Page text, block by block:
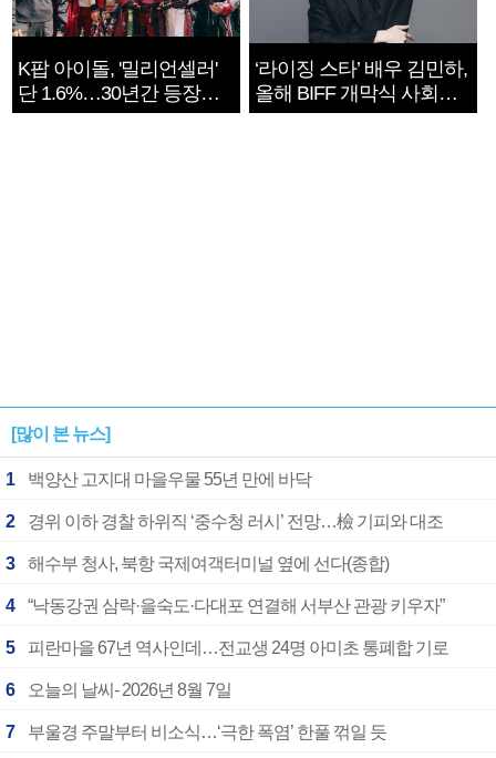
K팝 아이돌, '밀리언셀러'
단 1.6%…30년간 등장
1182개팀 전수조사
‘라이징 스타’ 배우 김민하,
올해 BIFF 개막식 사회자
확정
[많이 본 뉴스]
1 백양산 고지대 마을우물 55년 만에 바닥
2 경위 이하 경찰 하위직 ‘중수청 러시’ 전망…檢 기피와 대조
3 해수부 청사, 북항 국제여객터미널 옆에 선다(종합)
4 “낙동강권 삼락·을숙도·다대포 연결해 서부산 관광 키우자”
5 피란마을 67년 역사인데…전교생 24명 아미초 통폐합 기로
6 오늘의 날씨- 2026년 8월 7일
7 부울경 주말부터 비소식…‘극한 폭염’ 한풀 꺾일 듯